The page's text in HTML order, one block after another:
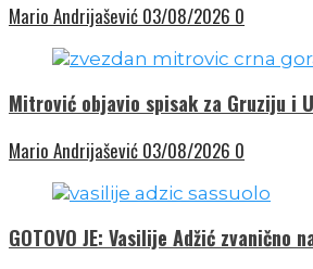
Mario Andrijašević 03/08/2026 0
Mitrović objavio spisak za Gruziju i
Mario Andrijašević 03/08/2026 0
GOTOVO JE: Vasilije Adžić